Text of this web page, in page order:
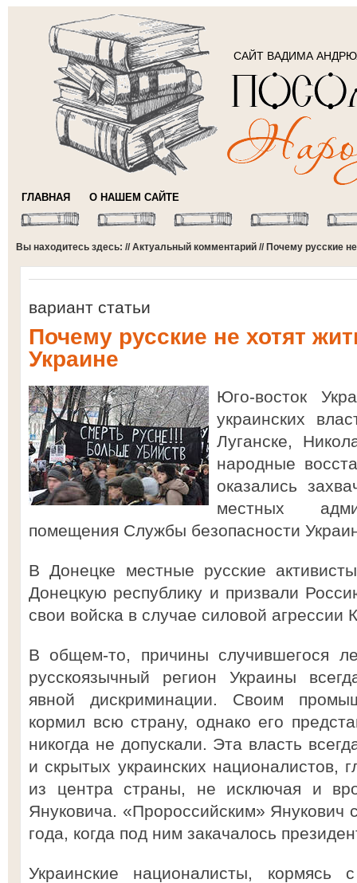
САЙТ ВАДИМА
ГЛАВНАЯ О НАШЕМ САЙТЕ
Вы находитесь здесь: //Актуальный комментарий // Почему русские
вариант статьи
Почему русские не хотят
Украине
Юго-восток
украинских
Луганске,
народные
оказались
местных
помещения Службы безопасности
В Донецке местные русские
Донецкую республику и призвали
свои войска в случае силовой агрессии
В общем-то, причины случившегося
русскоязычный регион Украины
явной дискриминации. Своим
кормил всю страну, однако его
никогда не допускали. Эта власть
и скрытых украинских националистов,
из центра страны, не исключая и
Януковича. «Пророссийским» Янукович
года, когда под ним закачалось
Украинские националисты, кормясь